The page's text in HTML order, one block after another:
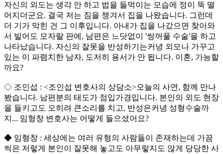
자신의 외도는 생각 안 하고 법을 들먹이는 모습에 정이 뚝 떨
어지더군요. 결국 저는 짐을 챙겨서 집을 나왔습니다. 그런데
더 기가 막힌 건 그 이후입니다. 아내가 집을 나갔으면 찾아와
서 빌어도 모자랄 판에, 남편은 느닷없이 '쌍꺼풀 수술'을 하고
나타났습니다. 자신의 잘못을 반성하기는커녕 외모나 가꾸고
있는 이 파렴치한 남자, 도저히 용서가 안 됩니다. 이혼, 가능할
까요?
◇ 조인섭 : <조인섭 변호사의 상담소>오늘의 사연, 함께 만나
봤습니다. 남편분의 태도가 점입가경입니다. 본인의 외도 현장
을 들키고도 오히려 큰소리를 치고, 반성은커녕 성형수술까
지... 임형창 변호사는 어떻게 들으셨어요?
◆ 임형창 : 세상에는 여러 유형의 사람들이 존재하는데 가끔
씩은 저렇게 본인이 잘못해 놓고도 아무렇지도 않게 당당한 사